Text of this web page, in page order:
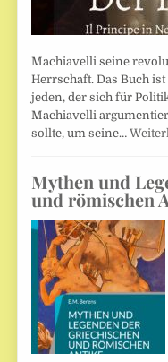
Machiavelli seine
Herrschaft. Das Buch
jeden, der sich für
Machiavelli
sollte, um seine…
Mythen und
und römischen